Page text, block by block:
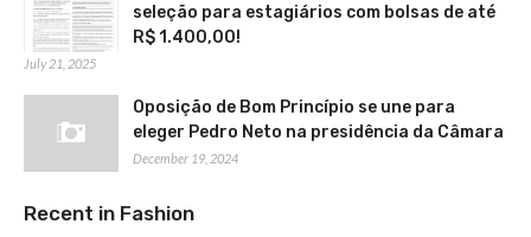
seleção para estagiários com bolsas de até
R$ 1.400,00!
July 21, 2025
Oposição de Bom Princípio se une para
eleger Pedro Neto na presidência da Câmara
December 19, 2024
Recent in Fashion